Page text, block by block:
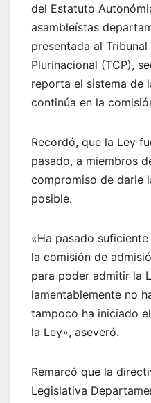
del Estatuto
asambleístas
presentada al
Plurinacional (TCP),
reporta el sistema de
continúa en la
Recordó, que la Ley
pasado, a miembros
compromiso de darle
posible.
«Ha pasado
la comisión de
para poder admitir la
lamentablemente no
tampoco ha iniciado
la Ley», aseveró.
Remarcó que la
Legislativa